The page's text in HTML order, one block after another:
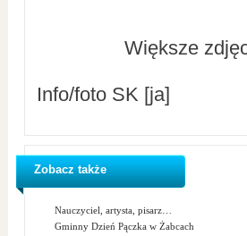
Większe
Info/foto SK [ja]
Zobacz także
Nauczyciel, artysta, pisarz…
Gminny Dzień Pączka w Żabcach